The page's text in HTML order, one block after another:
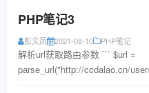
PHP笔记3
彭文凤 2021-08-10 PHP笔记
解析url获取路由参数 ``` $url =
parse_url("http://ccdalao.cn/